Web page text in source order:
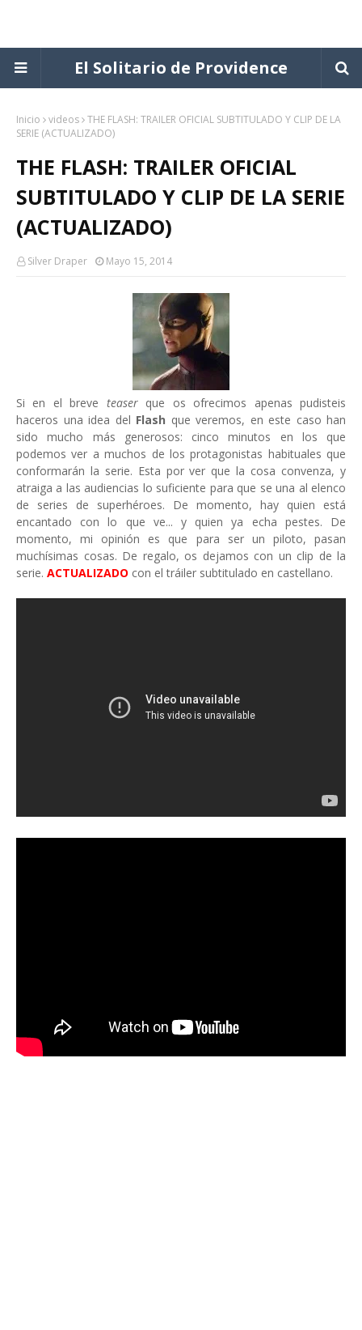
El Solitario de Providence
Inicio videos THE FLASH: TRAILER OFICIAL SUBTITULADO Y CLIP DE LA
SERIE (ACTUALIZADO)
THE FLASH: TRAILER OFICIAL
SUBTITULADO Y CLIP DE LA SERIE
(ACTUALIZADO)
Silver Draper Mayo 15, 2014
Si en el breve teaser que os ofrecimos apenas pudisteis
haceros una idea del Flash que veremos, en este caso han
sido mucho más generosos: cinco minutos en los que
podemos ver a muchos de los protagonistas habituales que
conformarán la serie. Esta por ver que la cosa convenza, y
atraiga a las audiencias lo suficiente para que se una al elenco
de series de superhéroes. De momento, hay quien está
encantado con lo que ve... y quien ya echa pestes. De
momento, mi opinión es que para ser un piloto, pasan
muchísimas cosas. De regalo, os dejamos con un clip de la
serie. ACTUALIZADO con el tráiler subtitulado en castellano.